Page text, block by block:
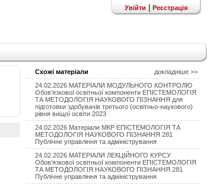
Увійти Реєстрація
Схожі матеріали
докладніше >>
24.02.2026 МАТЕРІАЛИ МОДУЛЬНОГО КОНТРОЛЮ
Обов’язкової освітньої компоненти ЕПІСТЕМОЛОГІЯ
ТА МЕТОДОЛОГІЯ НАУКОВОГО ПІЗНАННЯ для
підготовки здобувачів третього (освітньо-наукового)
рівня вищої освіти 2023
24.02.2026 Матеріали МКР ЕПІСТЕМОЛОГІЯ ТА
МЕТОДОЛОГІЯ НАУКОВОГО ПІЗНАННЯ 281
Публічне управління та адміністрування
24.02.2026 МАТЕРІАЛИ ЛЕКЦІЙНОГО КУРСУ
Обов’язкової освітньої компоненти ЕПІСТЕМОЛОГІЯ
ТА МЕТОДОЛОГІЯ НАУКОВОГО ПІЗНАННЯ 281
Публічне управління та адміністрування